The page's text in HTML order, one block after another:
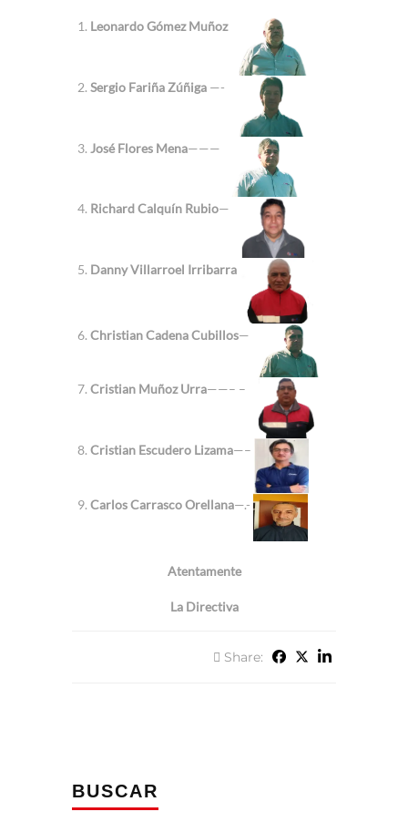
Leonardo Gómez Muñoz
Sergio Fariña Zúñiga —-
José Flores Mena———
Richard Calquín Rubio—
Danny Villarroel Irribarra
Christian Cadena Cubillos—
Cristian Muñoz Urra——– –
Cristian Escudero Lizama—–
Carlos Carrasco Orellana—.-
Atentamente
La Directiva
Share:
BUSCAR